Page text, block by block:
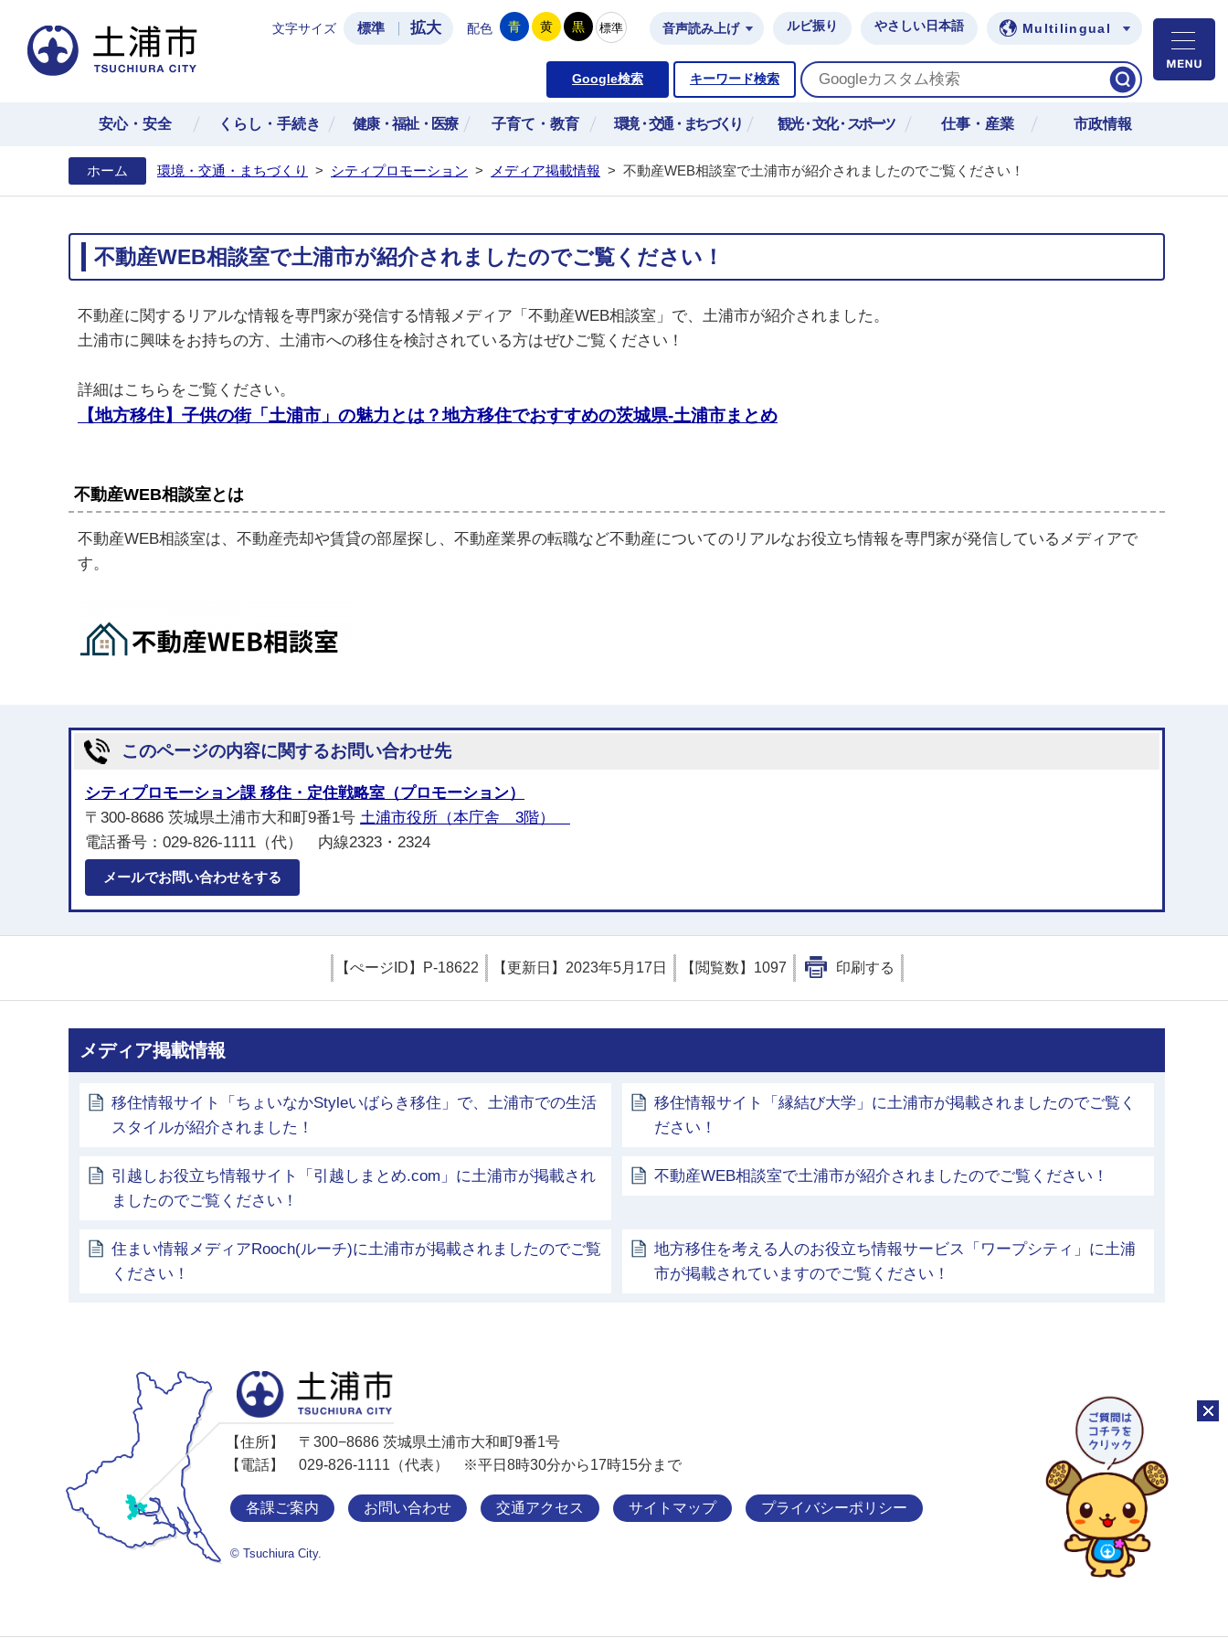
土浦市公式ホームページ
文字サイズ 標準 拡大 配色 青 黄 黒 標準 音声読み上げ ルビ振り やさしい日本語 Multilingual
Google検索 キーワード検索
安心・安全 くらし・手続き 健康・福祉・医療 子育て・教育 環境・交通・まちづくり 観光・文化・スポーツ 仕事・産業 市政情報
ホーム 環境・交通・まちづくり > シティプロモーション > メディア掲載情報 > 不動産WEB相談室で土浦市が紹介されましたのでご覧ください！
不動産WEB相談室で土浦市が紹介されましたのでご覧ください！
不動産に関するリアルな情報を専門家が発信する情報メディア「不動産WEB相談室」で、土浦市が紹介されました。
土浦市に興味をお持ちの方、土浦市への移住を検討されている方はぜひご覧ください！
詳細はこちらをご覧ください。
【地方移住】子供の街「土浦市」の魅力とは？地方移住でおすすめの茨城県-土浦市まとめ
不動産WEB相談室とは
不動産WEB相談室は、不動産売却や賃貸の部屋探し、不動産業界の転職など不動産についてのリアルなお役立ち情報を専門家が発信しているメディアで
す。
このページの内容に関するお問い合わせ先
シティプロモーション課 移住・定住戦略室（プロモーション）
〒300-8686 茨城県土浦市大和町9番1号 土浦市役所（本庁舎 3階）
電話番号：029-826-1111（代） 内線2323・2324
メールでお問い合わせをする
【ぺージID】 P-18622 【更新日】 2023年5月17日 【閲覧数】 1097 印刷する
メディア掲載情報
移住情報サイト「ちょいなかStyleいばらき移住」で、土浦市での生活
スタイルが紹介されました！
移住情報サイト「縁結び大学」に土浦市が掲載されましたのでご覧く
ださい！
引越しお役立ち情報サイト「引越しまとめ.com」に土浦市が掲載され
ましたのでご覧ください！
不動産WEB相談室で土浦市が紹介されましたのでご覧ください！
住まい情報メディアRooch(ルーチ)に土浦市が掲載されましたのでご覧
ください！
地方移住を考える人のお役立ち情報サービス「ワープシティ」に土浦
市が掲載されていますのでご覧ください！
【住所】
〒300−8686 茨城県土浦市大和町9番1号
【電話】
029-826-1111（代表） ※平日8時30分から17時15分まで
各課ご案内 お問い合わせ 交通アクセス サイトマップ プライバシーポリシー
© Tsuchiura City.
チャ